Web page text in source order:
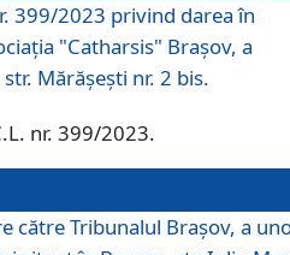
399/2023 privind darea în
"Catharsis" Brașov, a
Mărăşeşti nr. 2 bis.
nr. 399/2023.
către Tribunalul Brașov, a